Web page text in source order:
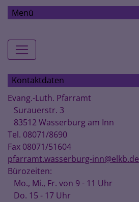
Menü
Hauptnavigation
Kontaktdaten
Evang.-Luth. Pfarramt
Surauerstr. 3
83512 Wasserburg am Inn
Tel. 08071/8690
Fax 08071/51604
pfarramt.wasserburg-inn@elkb.de
Bürozeiten:
Mo., Mi., Fr. von 9 - 11 Uhr
Do. 15 - 17 Uhr